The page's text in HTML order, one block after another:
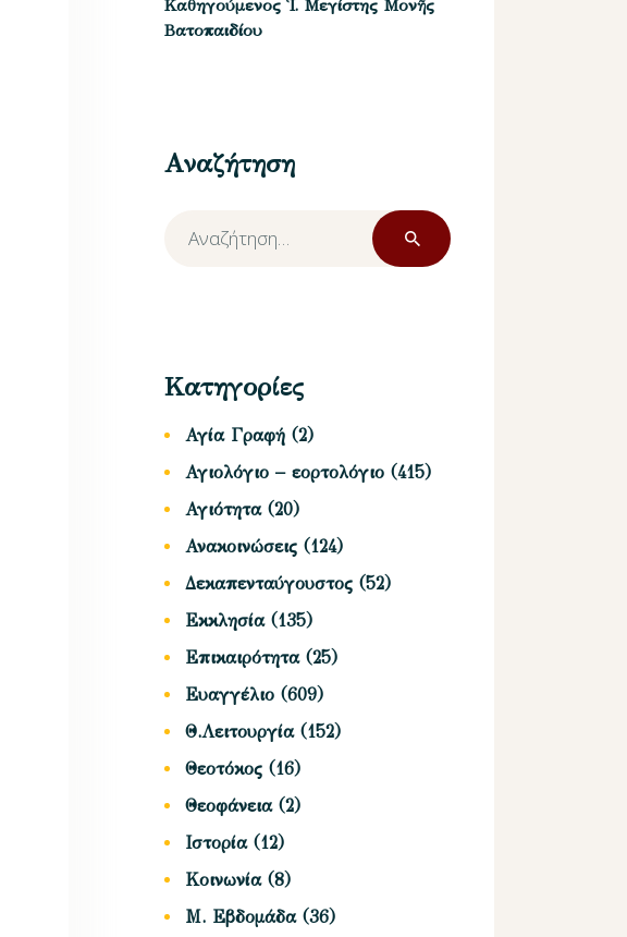
Καθηγούμενος Ἱ. Μεγίστης Μονῆς
Βατοπαιδίου
Αναζήτηση
Αναζήτηση
για:
Κατηγορίες
Αγία Γραφή (2)
Αγιολόγιο – εορτολόγιο (415)
Αγιότητα(20)
Ανακοινώσεις (124)
Δεκαπενταύγουστος (52)
Εκκλησία(135)
Επικαιρότητα(25)
Ευαγγέλιο (609)
Θ.Λειτουργία(152)
Θεοτόκος (16)
Θεοφάνεια(2)
Ιστορία(12)
Κοινωνία(8)
Μ. Εβδομάδα(36)